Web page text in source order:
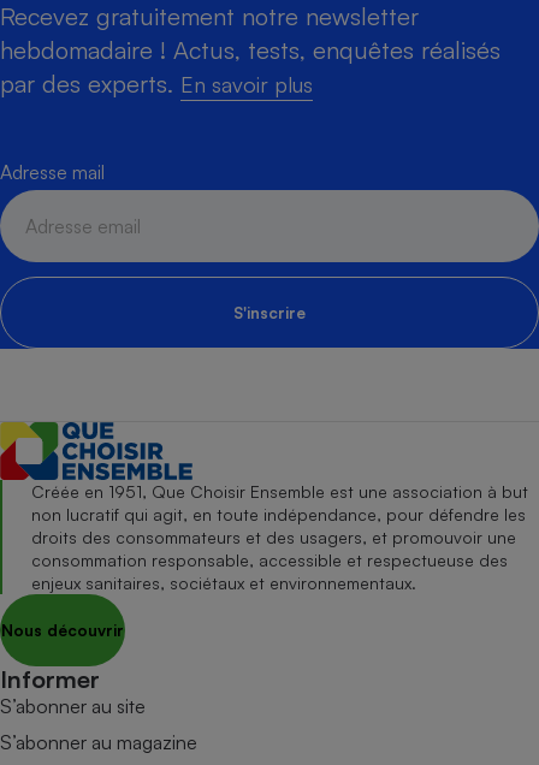
Recevez gratuitement notre newsletter
hebdomadaire ! Actus, tests, enquêtes réalisés
par des experts. En savoir plus
Adresse mail
S'inscrire
Créée en 1951, Que Choisir Ensemble est une association à but
non lucratif qui agit, en toute indépendance, pour défendre les
droits des consommateurs et des usagers, et promouvoir une
consommation responsable, accessible et respectueuse des
enjeux sanitaires, sociétaux et environnementaux.
Nous découvrir
Informer
S’abonner au site
S’abonner au magazine